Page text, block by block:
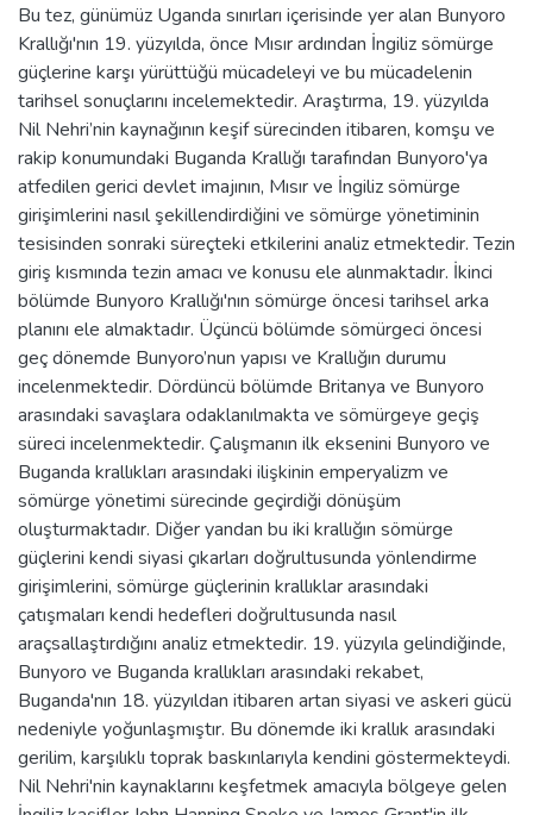
Bu tez, günümüz Uganda sınırları içerisinde yer alan Bunyoro
Krallığı'nın 19. yüzyılda, önce Mısır ardından İngiliz sömürge
güçlerine karşı yürüttüğü mücadeleyi ve bu mücadelenin
tarihsel sonuçlarını incelemektedir. Araştırma, 19. yüzyılda
Nil Nehri’nin kaynağının keşif sürecinden itibaren, komşu ve
rakip konumundaki Buganda Krallığı tarafından Bunyoro'ya
atfedilen gerici devlet imajının, Mısır ve İngiliz sömürge
girişimlerini nasıl şekillendirdiğini ve sömürge yönetiminin
tesisinden sonraki süreçteki etkilerini analiz etmektedir. Tezin
giriş kısmında tezin amacı ve konusu ele alınmaktadır. İkinci
bölümde Bunyoro Krallığı'nın sömürge öncesi tarihsel arka
planını ele almaktadır. Üçüncü bölümde sömürgeci öncesi
geç dönemde Bunyoro’nun yapısı ve Krallığın durumu
incelenmektedir. Dördüncü bölümde Britanya ve Bunyoro
arasındaki savaşlara odaklanılmakta ve sömürgeye geçiş
süreci incelenmektedir. Çalışmanın ilk eksenini Bunyoro ve
Buganda krallıkları arasındaki ilişkinin emperyalizm ve
sömürge yönetimi sürecinde geçirdiği dönüşüm
oluşturmaktadır. Diğer yandan bu iki krallığın sömürge
güçlerini kendi siyasi çıkarları doğrultusunda yönlendirme
girişimlerini, sömürge güçlerinin krallıklar arasındaki
çatışmaları kendi hedefleri doğrultusunda nasıl
araçsallaştırdığını analiz etmektedir. 19. yüzyıla gelindiğinde,
Bunyoro ve Buganda krallıkları arasındaki rekabet,
Buganda'nın 18. yüzyıldan itibaren artan siyasi ve askeri gücü
nedeniyle yoğunlaşmıştır. Bu dönemde iki krallık arasındaki
gerilim, karşılıklı toprak baskınlarıyla kendini göstermekteydi.
Nil Nehri'nin kaynaklarını keşfetmek amacıyla bölgeye gelen